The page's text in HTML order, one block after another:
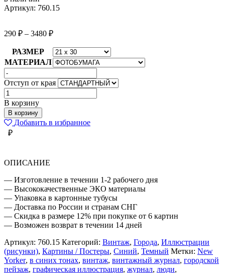
Артикул: 760.15
290 ₽ – 3480 ₽
РАЗМЕР
МАТЕРИАЛ
Отступ от края
Количество
товара
ОБЛОЖКА
НЬЮ-
ЙОРКЕР
НОВОБРАЧНЫЕ
В корзину
В корзину
Добавить в избранное
₽
ОПИСАНИЕ
— Изготовление в течении 1-2 рабочего дня
— Высококачественные ЭКО материалы
— Упаковка в картонные тубусы
— Доставка по России и странам СНГ
— Скидка в размере 12% при покупке от 6 картин
— Возможен возврат в течении 14 дней
Артикул: 760.15 Категорий: Винтаж, Города, Иллюстрации
(рисунки), Картины / Постеры, Синий, Темный Метки: New
Yorker, в синих тонах, винтаж, винтажный журнал, городской
пейзаж, графическая иллюстрация, журнал, люди,